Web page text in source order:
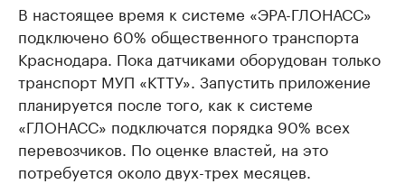
В настоящее время к системе «ЭРА-ГЛОНАСС»
подключено 60% общественного транспорта
Краснодара. Пока датчиками оборудован только
транспорт МУП «КТТУ». Запустить приложение
планируется после того, как к системе
«ГЛОНАСС» подключатся порядка 90% всех
перевозчиков. По оценке властей, на это
потребуется около двух-трех месяцев.